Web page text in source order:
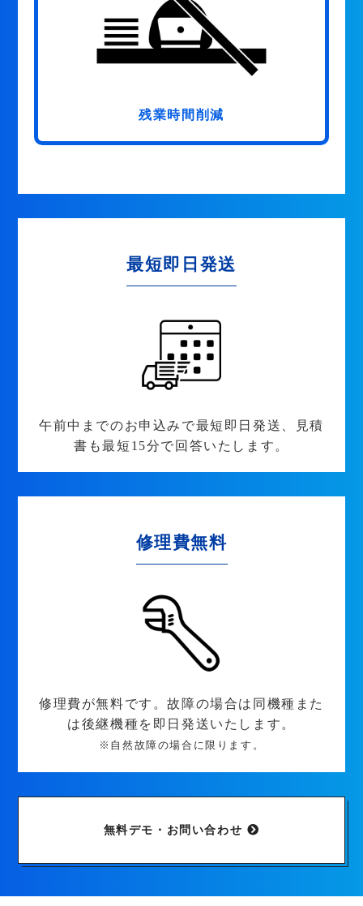
残業時間削減
最短即日発送
午前中までのお申込みで最短即日発送、見積
書も最短15分で回答いたします。
修理費無料
修理費が無料です。故障の場合は同機種また
は後継機種を即日発送いたします。
※自然故障の場合に限ります。
無料デモ・お問い合わせ